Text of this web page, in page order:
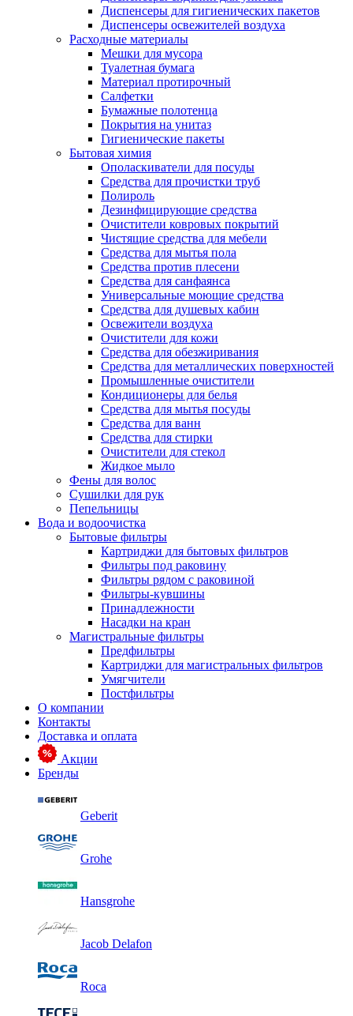
Диспенсеры для гигиенических пакетов
Диспенсеры освежителей воздуха
Расходные материалы
Мешки для мусора
Туалетная бумага
Материал протирочный
Салфетки
Бумажные полотенца
Покрытия на унитаз
Гигиенические пакеты
Бытовая химия
Ополаскиватели для посуды
Средства для прочистки труб
Полироль
Дезинфицирующие средства
Очистители ковровых покрытий
Чистящие средства для мебели
Средства для мытья пола
Средства против плесени
Средства для санфаянса
Универсальные моющие средства
Средства для душевых кабин
Освежители воздуха
Очистители для кожи
Средства для обезжиривания
Средства для металлических поверхностей
Промышленные очистители
Кондиционеры для белья
Средства для мытья посуды
Средства для ванн
Средства для стирки
Очистители для стекол
Жидкое мыло
Фены для волос
Сушилки для рук
Пепельницы
Вода и водоочистка
Бытовые фильтры
Картриджи для бытовых фильтров
Фильтры под раковину
Фильтры рядом с раковиной
Фильтры-кувшины
Принадлежности
Насадки на кран
Магистральные фильтры
Предфильтры
Картриджи для магистральных фильтров
Умягчители
Постфильтры
О компании
Контакты
Доставка и оплата
Акции
Бренды
Geberit
Grohe
Hansgrohe
Jacob Delafon
Roca